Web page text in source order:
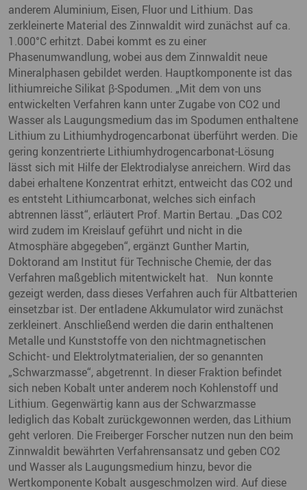
anderem Aluminium, Eisen, Fluor und Lithium. Das
zerkleinerte Material des Zinnwaldit wird zunächst auf ca.
1.000°C erhitzt. Dabei kommt es zu einer
Phasenumwandlung, wobei aus dem Zinnwaldit neue
Mineralphasen gebildet werden. Hauptkomponente ist das
lithiumreiche Silikat β-Spodumen. „Mit dem von uns
entwickelten Verfahren kann unter Zugabe von CO2 und
Wasser als Laugungsmedium das im Spodumen enthaltene
Lithium zu Lithiumhydrogencarbonat überführt werden. Die
gering konzentrierte Lithiumhydrogencarbonat-Lösung
lässt sich mit Hilfe der Elektrodialyse anreichern. Wird das
dabei erhaltene Konzentrat erhitzt, entweicht das CO2 und
es entsteht Lithiumcarbonat, welches sich einfach
abtrennen lässt“, erläutert Prof. Martin Bertau. „Das CO2
wird zudem im Kreislauf geführt und nicht in die
Atmosphäre abgegeben“, ergänzt Gunther Martin,
Doktorand am Institut für Technische Chemie, der das
Verfahren maßgeblich mitentwickelt hat. Nun konnte
gezeigt werden, dass dieses Verfahren auch für Altbatterien
einsetzbar ist. Der entladene Akkumulator wird zunächst
zerkleinert. Anschließend werden die darin enthaltenen
Metalle und Kunststoffe von den nichtmagnetischen
Schicht- und Elektrolytmaterialien, der so genannten
„Schwarzmasse“, abgetrennt. In dieser Fraktion befindet
sich neben Kobalt unter anderem noch Kohlenstoff und
Lithium. Gegenwärtig kann aus der Schwarzmasse
lediglich das Kobalt zurückgewonnen werden, das Lithium
geht verloren. Die Freiberger Forscher nutzen nun den beim
Zinnwaldit bewährten Verfahrensansatz und geben CO2
und Wasser als Laugungsmedium hinzu, bevor die
Wertkomponente Kobalt ausgeschmolzen wird. Auf diese